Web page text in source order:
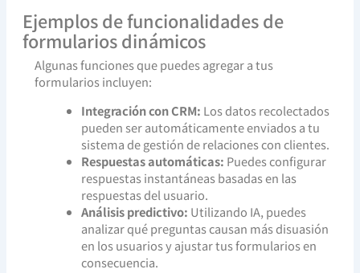
Ejemplos de funcionalidades de
formularios dinámicos
Algunas funciones que puedes agregar a tus
formularios incluyen:
Integración con CRM: Los datos recolectados
pueden ser automáticamente enviados a tu
sistema de gestión de relaciones con clientes.
Respuestas automáticas: Puedes configurar
respuestas instantáneas basadas en las
respuestas del usuario.
Análisis predictivo: Utilizando IA, puedes
analizar qué preguntas causan más disuasión
en los usuarios y ajustar tus formularios en
consecuencia.